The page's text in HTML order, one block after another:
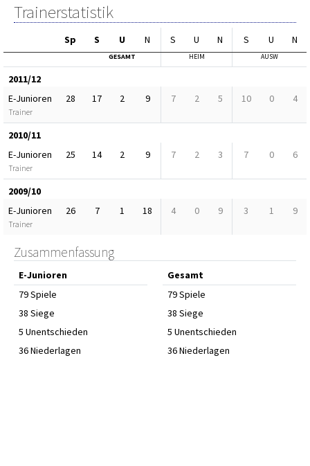
Trainerstatistik
Sp S U N S U N S U N
GESAMT HEIM AUSW
2011/12
E-Junioren
Trainer
28 17 2 9 7 2 5 10 0 4
2010/11
E-Junioren
Trainer
25 14 2 9 7 2 3 7 0 6
2009/10
E-Junioren
Trainer
26 7 1 18 4 0 9 3 1 9
Zusammenfassung
E-Junioren
79 Spiele
38 Siege
5 Unentschieden
36 Niederlagen
Gesamt
79 Spiele
38 Siege
5 Unentschieden
36 Niederlagen